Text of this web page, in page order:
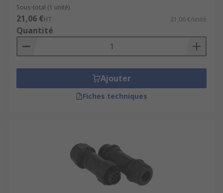
Sous-total (1 unité)
21,06 €HT 21,06 €/unité
Quantité
Ajouter
Fiches techniques